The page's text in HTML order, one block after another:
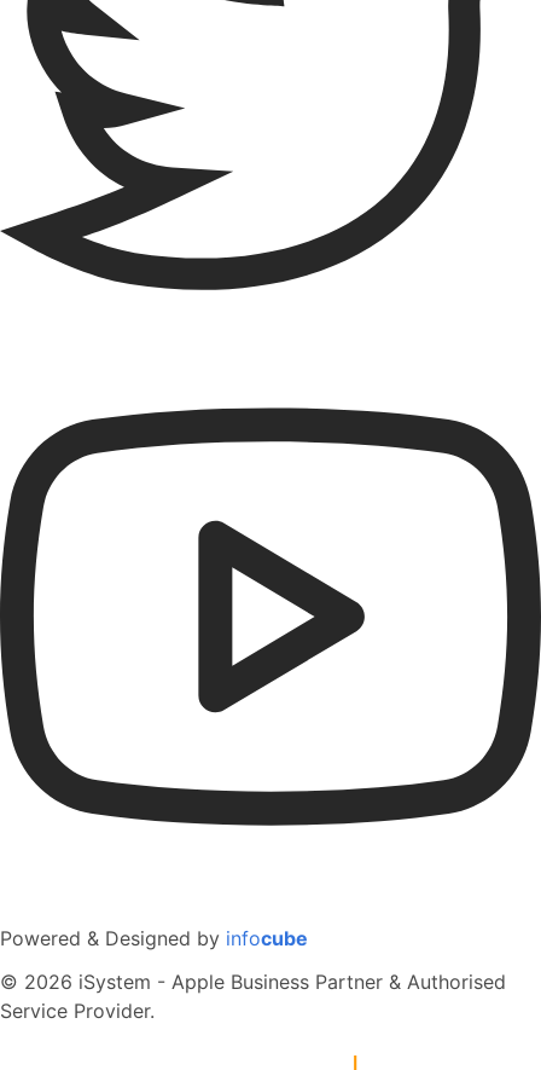
Powered & Designed by infocube
© 2026 iSystem - Apple Business Partner & Authorised
Service Provider.